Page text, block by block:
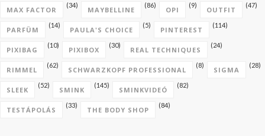
MAX FACTOR
(34)
MAYBELLINE
(86)
OPI
(9)
OUTFIT
(47)
PARFÜM
(14)
PAULA'S CHOICE
(5)
PINTEREST
(114)
PIXIBAG
(10)
PIXIBOX
(30)
REAL TECHNIQUES
(24)
RIMMEL
(62)
SCHWARZKOPF PROFESSIONAL
(8)
SIGMA
(28)
SLEEK
(52)
SMINK
(145)
SMINKVIDEÓ
(82)
TESTÁPOLÁS
(33)
THE BODY SHOP
(84)